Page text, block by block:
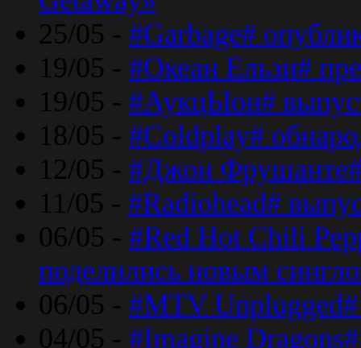
25/05 - #Garbage#
19/05 - #Океан Ельзи#
19/05 - #АукцЫон#
18/05 - #Coldplay#
12/05 - #Джон
11/05 - #Radiohead#
06/05 - #Red Hot Chili
поделились новым
06/05 - #MTV Unplugged#
04/05 - #Imagine